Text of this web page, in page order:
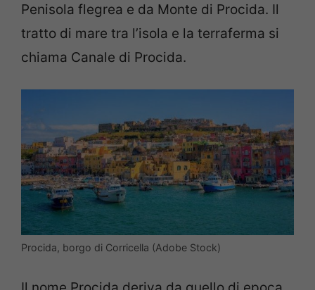
Penisola flegrea e da Monte di Procida. Il
tratto di mare tra l’isola e la terraferma si
chiama Canale di Procida.
Procida, borgo di Corricella (Adobe Stock)